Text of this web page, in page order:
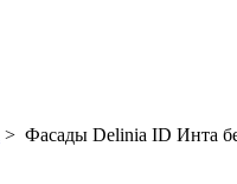
> Фасады Delinia ID Инта